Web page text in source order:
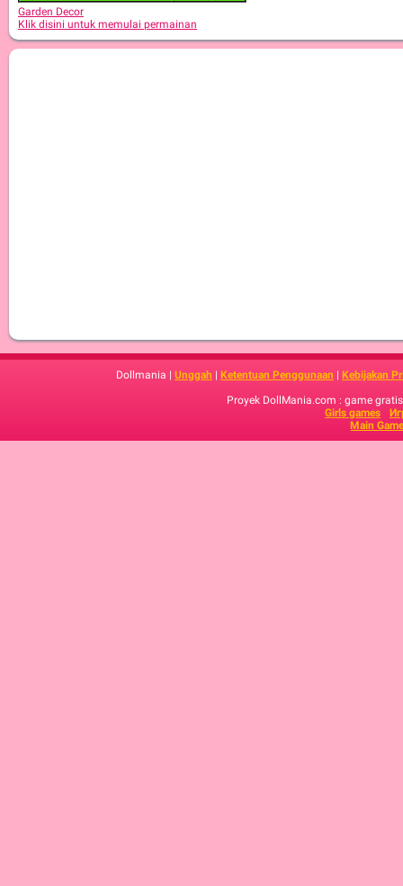
Garden Decor
Klik disini untuk memulai permainan
Dollmania | Unggah | Ketentuan Penggunaan | Kebijakan
Proyek DollMania.com : game
Girls games
Main